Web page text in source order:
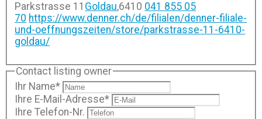
Parkstrasse 11 Goldau,6410 041 855 05
70 https://www.denner.ch/de/filialen/denner-filiale-
und-oeffnungszeiten/store/parkstrasse-11-6410-
goldau/
Contact listing owner
Ihr Name*
Ihre E-Mail-Adresse*
Ihre Telefon-Nr.